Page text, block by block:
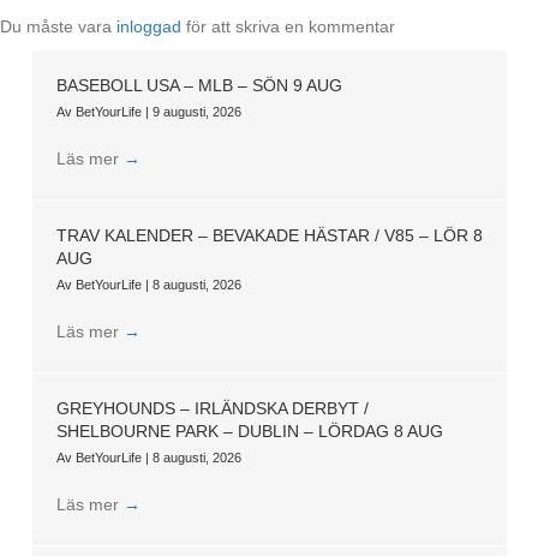
Du måste vara inloggad för att skriva en kommentar
BASEBOLL USA – MLB – SÖN 9 AUG
Av BetYourLife | 9 augusti, 2026
Läs mer →
TRAV KALENDER – BEVAKADE HÄSTAR / V85 – LÖR 8
AUG
Av BetYourLife | 8 augusti, 2026
Läs mer →
GREYHOUNDS – IRLÄNDSKA DERBYT /
SHELBOURNE PARK – DUBLIN – LÖRDAG 8 AUG
Av BetYourLife | 8 augusti, 2026
Läs mer →